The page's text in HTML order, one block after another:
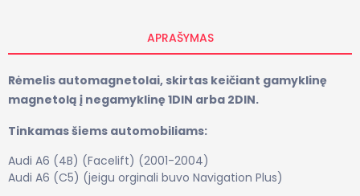
APRAŠYMAS
Rėmelis automagnetolai, skirtas keičiant gamyklinę
magnetolą į negamyklinę 1DIN arba 2DIN.
Tinkamas šiems automobiliams:
Audi A6 (4B) (Facelift) (2001-2004)
Audi A6 (C5) (jeigu orginali buvo Navigation Plus)